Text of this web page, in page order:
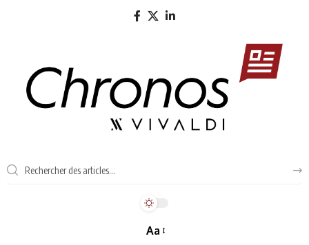
Aa